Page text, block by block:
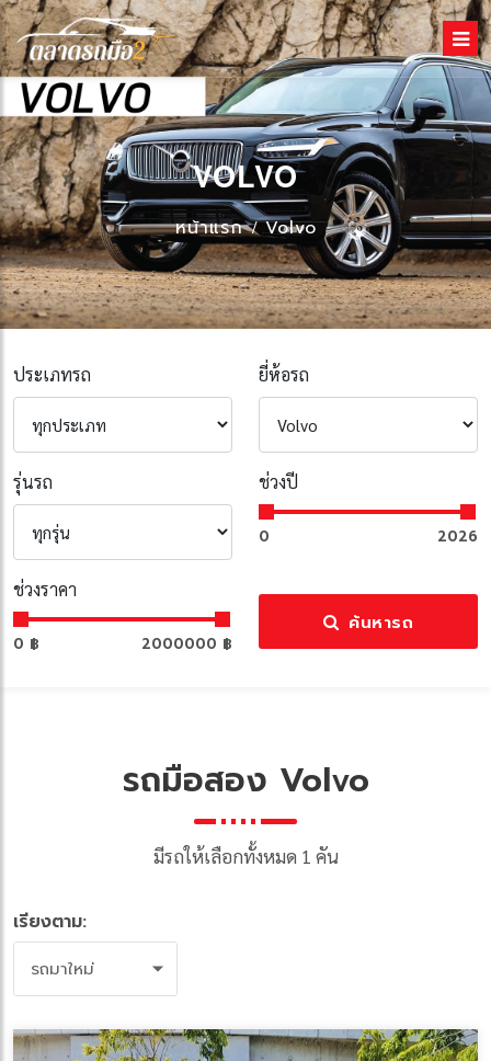
VOLVO
หน้าแรก Volvo
ประเภทรถ ยี่ห้อรถ
รุ่นรถ ช่วงปี
0 2026
ช่วงราคา
0 ฿ 2000000 ฿
ค้นหารถ
รถมือสอง Volvo
มีรถให้เลือกทั้งหมด 1 คัน
เรียงตาม:
รถมาใหม่